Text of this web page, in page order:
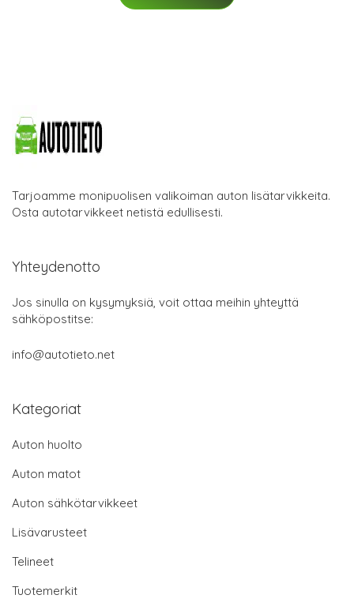
Tarjoamme monipuolisen valikoiman auton lisätarvikkeita.
Osta autotarvikkeet netistä edullisesti.
Yhteydenotto
Jos sinulla on kysymyksiä, voit ottaa meihin yhteyttä
sähköpostitse:
info@autotieto.net
Kategoriat
Auton huolto
Auton matot
Auton sähkötarvikkeet
Lisävarusteet
Telineet
Tuotemerkit